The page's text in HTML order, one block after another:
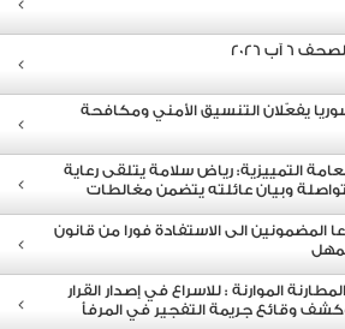
6 آب 2026
يفعّلان التنسيق الأمني ومكافحة
التمييزية: رياض سلامة يتلقى رعاية
وبيان عائلته يتضمن مغالطات
المضمونين الى الاستفادة فورا من قانون
الموارنة : للاسراع في إصدار القرار
وقائع جريمة التفجير في المرفأ